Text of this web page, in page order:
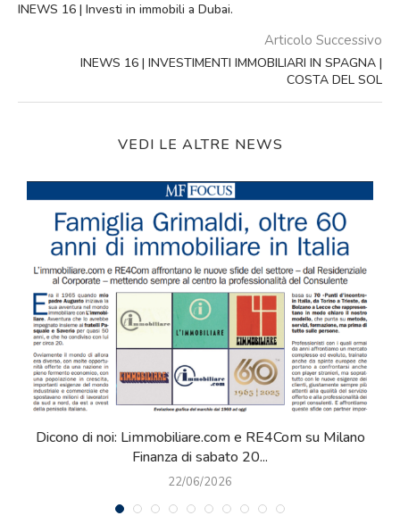
INEWS 16 | Investi in immobili a Dubai.
Articolo Successivo
INEWS 16 | INVESTIMENTI IMMOBILIARI IN SPAGNA |
COSTA DEL SOL
VEDI LE ALTRE NEWS
Dicono di noi: Limmobiliare.com e RE4Com su Milano
Finanza di sabato 20...
22/06/2026